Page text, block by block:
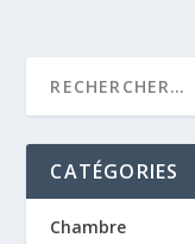
CATÉGORIES
Chambre